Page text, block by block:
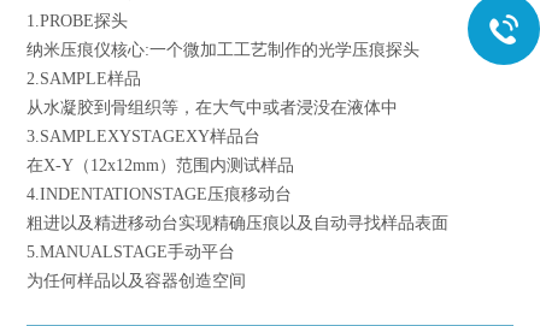
1.PROBE探头
纳米压痕仪核心:一个微加工工艺制作的光学压痕探头
2.SAMPLE样品
从水凝胶到骨组织等，在大气中或者浸没在液体中
3.SAMPLEXYSTAGEXY样品台
在X-Y（12x12mm）范围内测试样品
4.INDENTATIONSTAGE压痕移动台
粗进以及精进移动台实现精确压痕以及自动寻找样品表面
5.MANUALSTAGE手动平台
为任何样品以及容器创造空间